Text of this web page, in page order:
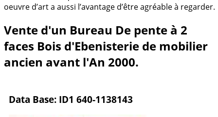
oeuvre d’art a aussi l’avantage d’être agréable à regarder.
Vente d'un Bureau De pente à 2
faces Bois d'Ebenisterie de mobilier
ancien avant l'An 2000.
Data Base: ID1 640-1138143